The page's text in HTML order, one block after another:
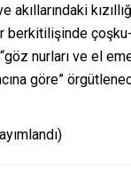
akıllarındaki
berkitilişinde
nurları ve el
göre”